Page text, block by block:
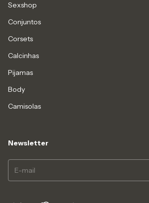
Sexshop
Conjuntos
Corsets
Calcinhas
Pijamas
Body
Camisolas
Newsletter